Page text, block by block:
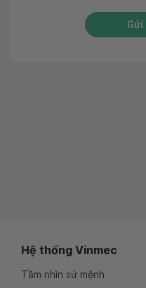
Hệ thống Vinmec
Tầm nhìn sứ mệnh